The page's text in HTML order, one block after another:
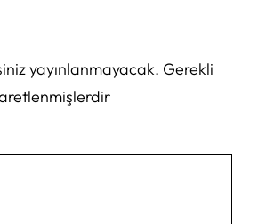
yayınlanmayacak. Gerekli